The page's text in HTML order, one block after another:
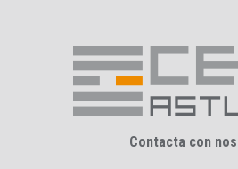
Contacta con